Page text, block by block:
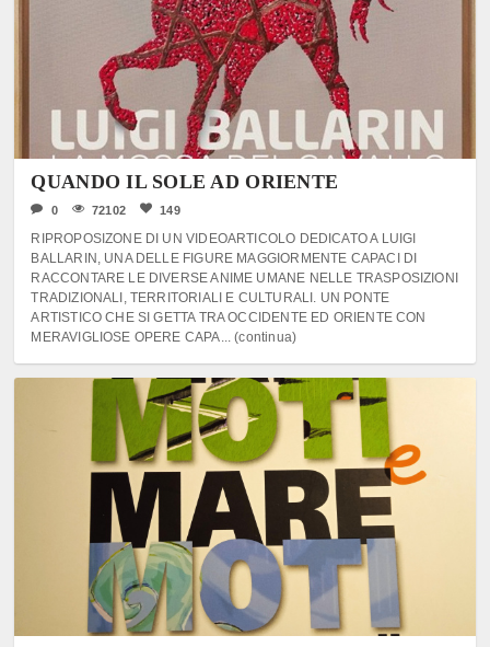
QUANDO IL SOLE AD ORIENTE
0 72102 149
RIPROPOSIZONE DI UN VIDEOARTICOLO DEDICATO A LUIGI
BALLARIN, UNA DELLE FIGURE MAGGIORMENTE CAPACI DI
RACCONTARE LE DIVERSE ANIME UMANE NELLE TRASPOSIZIONI
TRADIZIONALI, TERRITORIALI E CULTURALI. UN PONTE
ARTISTICO CHE SI GETTA TRA OCCIDENTE ED ORIENTE CON
MERAVIGLIOSE OPERE CAPA... (continua)